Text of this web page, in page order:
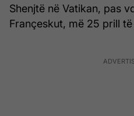
Shenjtë në Vatikan, pas
Françeskut, më 25 prill